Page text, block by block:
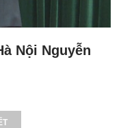
Nội Nguyễn